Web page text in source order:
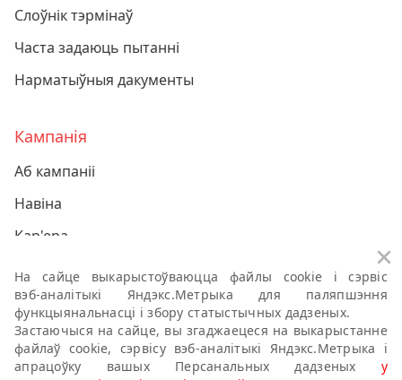
Слоўнік тэрмінаў
Часта задаюць пытанні
Нарматыўныя дакументы
Кампанія
Аб кампаніі
Навіна
Кар'ера
Кантакт
Палітыкі кампаніі аб персанальных дадзеных
Антыкарупцыйная палітыка
На сайце выкарыстоўваюцца файлы cookie і сэрвіс
вэб-аналітыкі Яндэкс.Метрыка для паляпшэння
функцыянальнасці і збору статыстычных дадзеных.
Застаючыся на сайце, вы згаджаецеся на выкарыстанне
файлаў cookie, сэрвісу вэб-аналітыкі Яндэкс.Метрыка і
апрацоўку вашых Персанальных дадзеных у